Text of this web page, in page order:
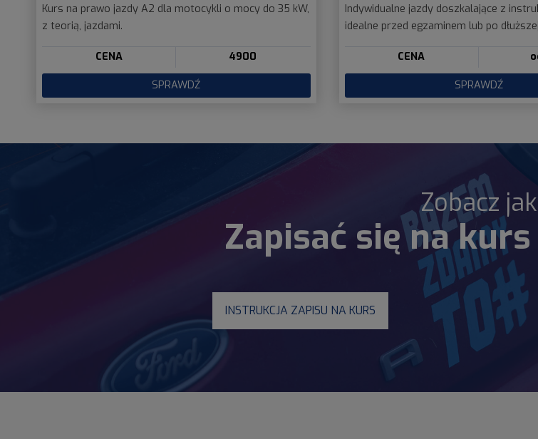
Kurs na prawo jazdy A2 dla motocykli o mocy do 35 kW,
z teorią, jazdami.
CENA 4900
SPRAWDŹ
Indywidualne jazdy doszkalające z
idealne przed egzaminem lub po
CENA
SPRAWDŹ
Zobacz jak
Zapisać się na
INSTRUKCJA ZAPISU NA KURS